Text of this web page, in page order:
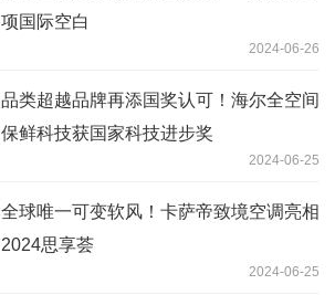
项国际空白
2024-06-26
品类超越品牌再添国奖认可！海尔全空间
保鲜科技获国家科技进步奖
2024-06-25
全球唯一可变软风！卡萨帝致境空调亮相
2024思享荟
2024-06-25